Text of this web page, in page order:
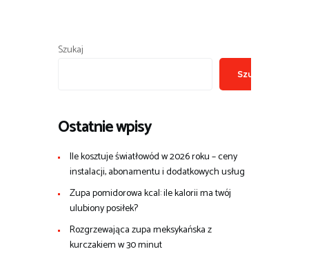
Szukaj
Szukaj
Ostatnie wpisy
Ile kosztuje światłowód w 2026 roku – ceny
instalacji, abonamentu i dodatkowych usług
Zupa pomidorowa kcal: ile kalorii ma twój
ulubiony posiłek?
Rozgrzewająca zupa meksykańska z
kurczakiem w 30 minut